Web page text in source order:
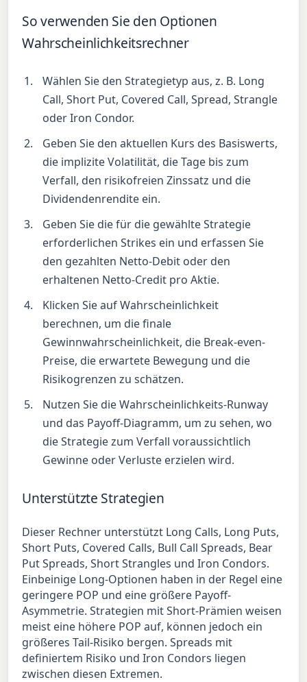
So verwenden Sie den Optionen
Wahrscheinlichkeitsrechner
Wählen Sie den Strategietyp aus, z. B. Long
Call, Short Put, Covered Call, Spread, Strangle
oder Iron Condor.
Geben Sie den aktuellen Kurs des Basiswerts,
die implizite Volatilität, die Tage bis zum
Verfall, den risikofreien Zinssatz und die
Dividendenrendite ein.
Geben Sie die für die gewählte Strategie
erforderlichen Strikes ein und erfassen Sie
den gezahlten Netto-Debit oder den
erhaltenen Netto-Credit pro Aktie.
Klicken Sie auf Wahrscheinlichkeit
berechnen, um die finale
Gewinnwahrscheinlichkeit, die Break-even-
Preise, die erwartete Bewegung und die
Risikogrenzen zu schätzen.
Nutzen Sie die Wahrscheinlichkeits-Runway
und das Payoff-Diagramm, um zu sehen, wo
die Strategie zum Verfall voraussichtlich
Gewinne oder Verluste erzielen wird.
Unterstützte Strategien
Dieser Rechner unterstützt Long Calls, Long Puts,
Short Puts, Covered Calls, Bull Call Spreads, Bear
Put Spreads, Short Strangles und Iron Condors.
Einbeinige Long-Optionen haben in der Regel eine
geringere POP und eine größere Payoff-
Asymmetrie. Strategien mit Short-Prämien weisen
meist eine höhere POP auf, können jedoch ein
größeres Tail-Risiko bergen. Spreads mit
definiertem Risiko und Iron Condors liegen
zwischen diesen Extremen.